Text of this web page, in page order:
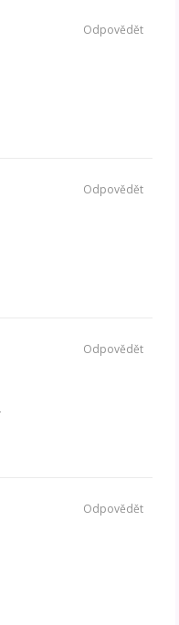
Odpovědět
Odpovědět
Odpovědět
Odpovědět